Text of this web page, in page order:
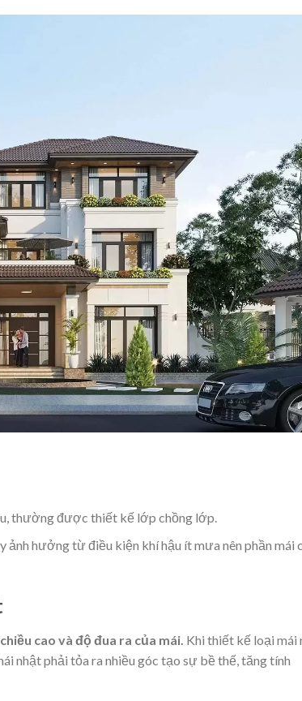
thường được thiết kế lớp chồng lớp.
ảnh hưởng từ điều kiện khí hậu ít mưa nên phần mái
cao và độ đua ra của mái. Khi thiết kế loại mái
nhật phải tỏa ra nhiều góc tạo sự bề thế, tăng tính